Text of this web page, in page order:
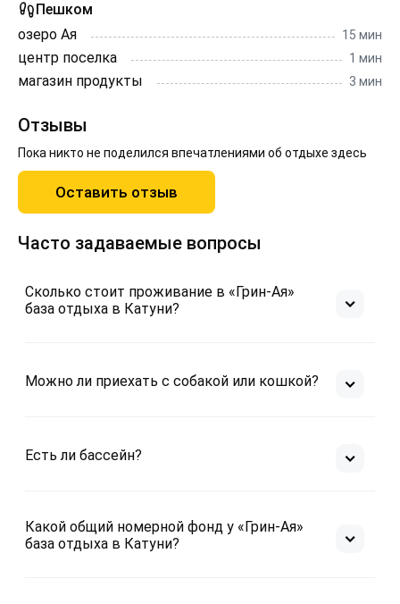
Пешком
озеро Ая
15 мин
центр поселка 1 мин
магазин продукты 3 мин
Отзывы
Пока никто не поделился впечатлениями об отдыхе здесь
Оставить отзыв
Часто задаваемые вопросы
Сколько стоит проживание в «Грин-Ая»
база отдыха в Катуни?
Можно ли приехать с собакой или кошкой?
Есть ли бассейн?
Какой общий номерной фонд у «Грин-Ая»
база отдыха в Катуни?